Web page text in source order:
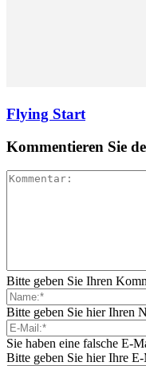
Flying Start
Kommentieren Sie
Bitte geben Sie Ihren
Bitte geben Sie hier Ihren
Sie haben eine falsche E-
Bitte geben Sie hier Ihre